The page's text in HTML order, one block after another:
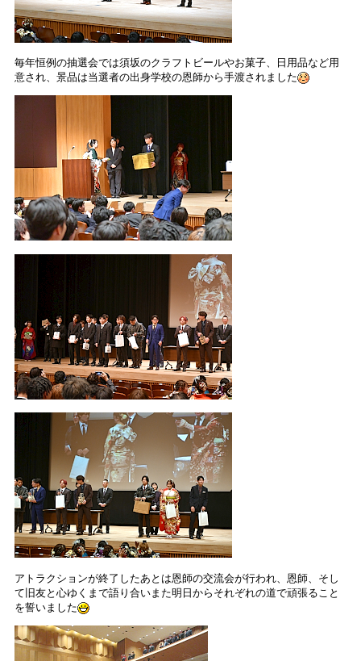
毎年恒例の抽選会では須坂のクラフトビールやお菓子、日用品など用
意され、景品は当選者の出身学校の恩師から手渡されました
アトラクションが終了したあとは恩師の交流会が行われ、恩師、そし
て旧友と心ゆくまで語り合いまた明日からそれぞれの道で頑張ること
を誓いました